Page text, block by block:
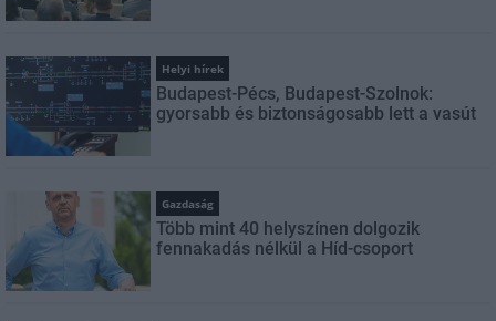
Helyi hírek
Budapest-Pécs, Budapest-Szolnok:
gyorsabb és biztonságosabb lett a vasút
Gazdaság
Több mint 40 helyszínen dolgozik
fennakadás nélkül a Híd-csoport